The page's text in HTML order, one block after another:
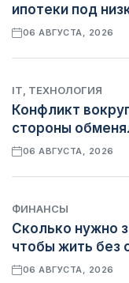
ипотеки под
06 АВГУСТА, 2026
IT, ТЕХНОЛОГИЯ
Конфликт
стороны
06 АВГУСТА, 2026
ФИНАНСЫ
Сколько нужно
чтобы жить без
06 АВГУСТА, 2026